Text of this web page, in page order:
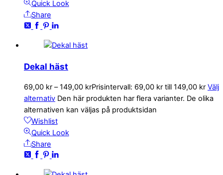
Quick Look
Share
Dekal häst
69,00 kr – 149,00 krPrisintervall: 69,00 kr till 149,00 kr Välj
alternativ Den här produkten har flera varianter. De olika
alternativen kan väljas på produktsidan
Wishlist
Quick Look
Share